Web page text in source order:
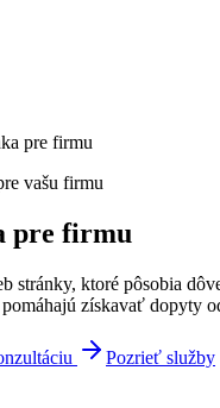
pre firmu
vašu firmu
pre firmu
stránky, ktoré pôsobia
získavať dopyty
Pozrieť služby